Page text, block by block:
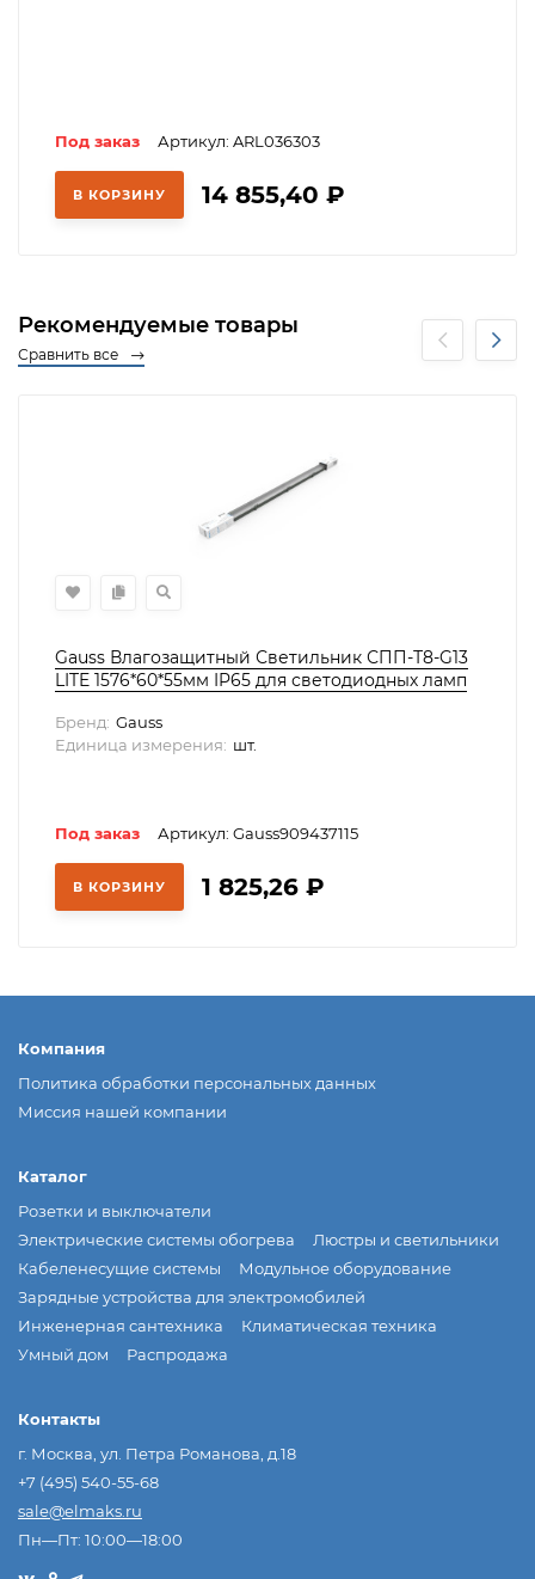
Под заказ Артикул: ARL036303
В КОРЗИНУ 14 855,40 ₽
Рекомендуемые товары
Сравнить все
Gauss Влагозащитный Светильник СПП-Т8-G13
LITE 1576*60*55мм IP65 для светодиодных ламп
Бренд: Gauss
Единица измерения: шт.
Под заказ Артикул: Gauss909437115
В КОРЗИНУ 1 825,26 ₽
Компания
Политика обработки персональных данных
Миссия нашей компании
Каталог
Розетки и выключатели
Электрические системы обогрева
Люстры и светильники
Кабеленесущие системы
Модульное оборудование
Зарядные устройства для электромобилей
Инженерная сантехника
Климатическая техника
Умный дом
Распродажа
Контакты
г. Москва, ул. Петра Романова, д.18
+7 (495) 540-55-68
sale@elmaks.ru
Пн—Пт: 10:00—18:00